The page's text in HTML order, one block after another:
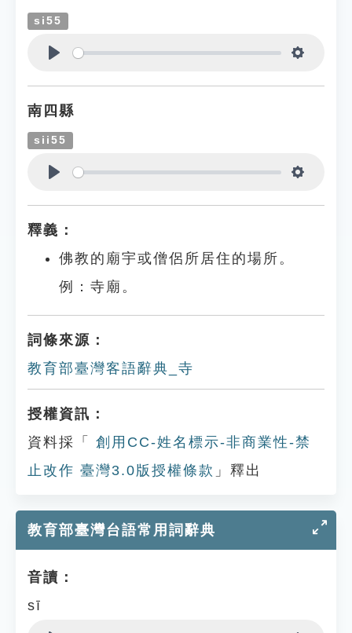
si55
南四縣
sii55
釋義：
佛教的廟宇或僧侶所居住的場所。
例：寺廟。
詞條來源：
教育部臺灣客語辭典_寺
授權資訊：
資料採「
創用CC-姓名標示-非商業性-禁
止改作 臺灣3.0版授權條款 」釋出
教育部臺灣台語常用詞辭典
音讀：
sī